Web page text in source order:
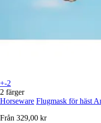
+-2
2 färger
Horseware Flugmask för häst
Från 329,00 kr